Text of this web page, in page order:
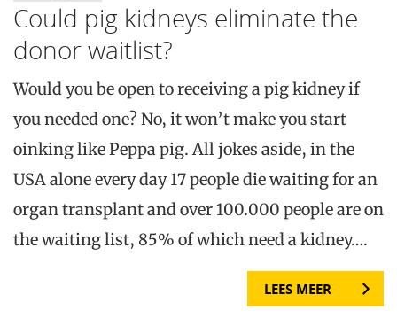
Could pig kidneys eliminate the
donor waitlist?
Would you be open to receiving a pig kidney if
you needed one? No, it won’t make you start
oinking like Peppa pig. All jokes aside, in the
USA alone every day 17 people die waiting for an
organ transplant and over 100.000 people are on
the waiting list, 85% of which need a kidney….
LEES MEER